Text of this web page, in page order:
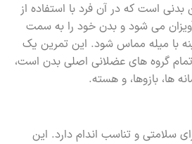
است که در آن فرد با استفاده از
می شود و بدن خود را به سمت
با میله مماس شود. این تمرین یک
گروه های عضلانی اصلی بدن است،
ها، بازوها، و هسته.
سلامتی و تناسب اندام دارد. این